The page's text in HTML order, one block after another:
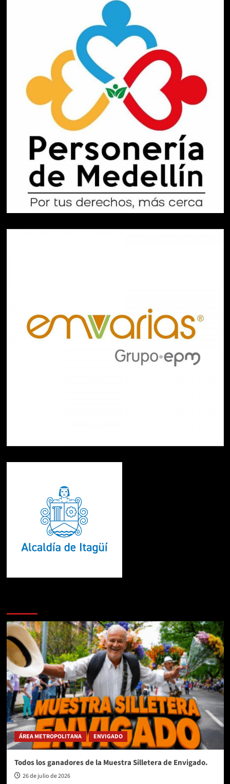
ÁREA METROPOLITANA ENVIGADO
Todos los ganadores de la Muestra Silletera de Envigado.
26 de julio de 2026